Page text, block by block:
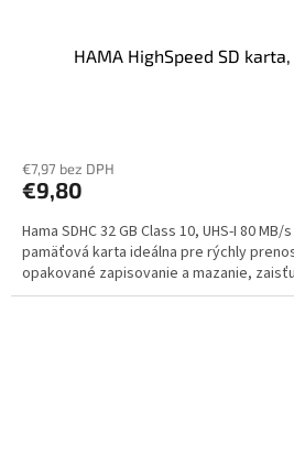
HAMA HighSpeed SD
€7,97 bez DPH
€9,80
Hama SDHC 32 GB Class 10, UHS-I 80
pamäťová karta ideálna pre rýchly
opakované zapisovanie a mazanie,